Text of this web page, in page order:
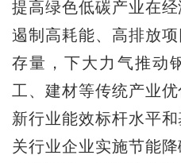
提高绿色低碳产业在
遏制高耗能、高排放
存量，下大力气推动
工、建材等传统产业
新行业能效标杆水平
关行业企业实施节能